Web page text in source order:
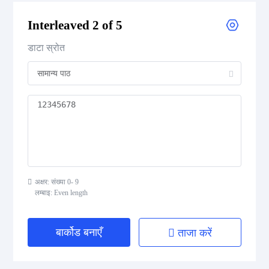
CODE 39 Mod 43
CODE 93
Codabar
Standard 2 of 5
MSI Plessey (MSI Mod 10)
Pharmacode
Interleaved 2 of 5
डाटा स्रोत
अक्षर: संख्या 0- 9
लम्बाइ: Even length
बार्कोड बनाएँ ताजा करें